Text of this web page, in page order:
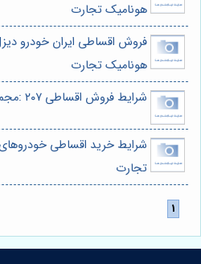
هونامیک تجارت
فروش اقساطی ایران خودرو
هونامیک تجارت
شرایط فروش اقساطی ۲۰۷ :مجموعۀ هونامیک تجارت
شرایط خرید اقساطی
تجارت